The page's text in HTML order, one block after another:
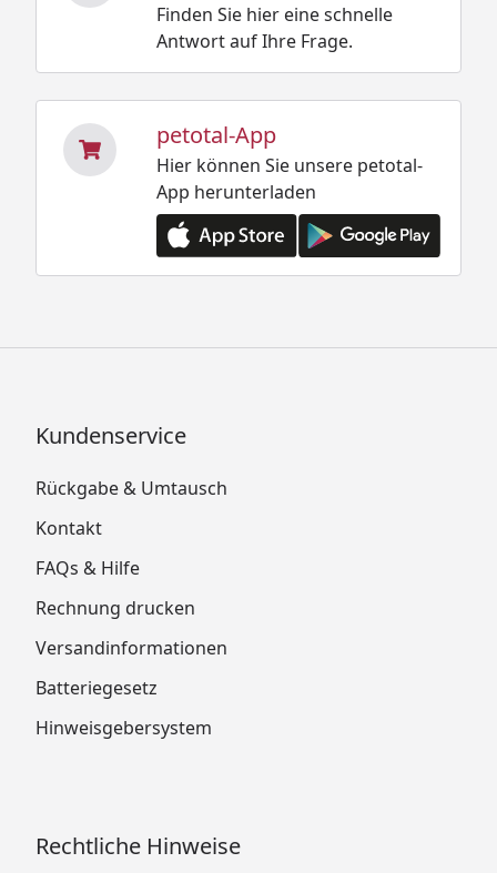
Finden Sie hier eine schnelle
Antwort auf Ihre Frage.
petotal-App
Hier können Sie unsere petotal-
App herunterladen
Kundenservice
Rückgabe & Umtausch
Kontakt
FAQs & Hilfe
Rechnung drucken
Versandinformationen
Batteriegesetz
Hinweisgebersystem
Rechtliche Hinweise